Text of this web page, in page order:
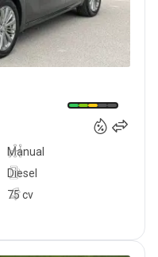
Manual
75 cv
Diesel